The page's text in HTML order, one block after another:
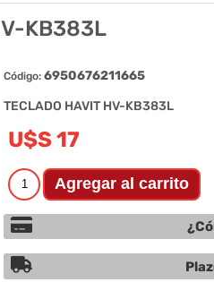
KB383L
Código: 6950676211665
TECLADO HAVIT HV-KB383L
U$S 17